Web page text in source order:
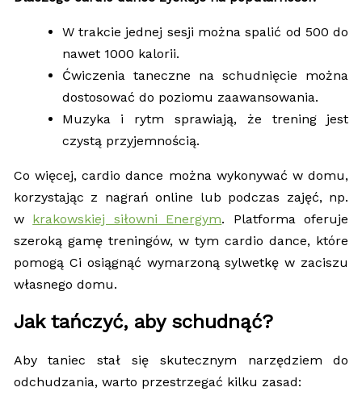
W trakcie jednej sesji można spalić od 500 do
nawet 1000 kalorii.
Ćwiczenia taneczne na schudnięcie można
dostosować do poziomu zaawansowania.
Muzyka i rytm sprawiają, że trening jest
czystą przyjemnością.
Co więcej, cardio dance można wykonywać w domu,
korzystając z nagrań online lub podczas zajęć, np.
w krakowskiej siłowni Energym. Platforma oferuje
szeroką gamę treningów, w tym cardio dance, które
pomogą Ci osiągnąć wymarzoną sylwetkę w zaciszu
własnego domu.
Jak tańczyć, aby schudnąć?
Aby taniec stał się skutecznym narzędziem do
odchudzania, warto przestrzegać kilku zasad: